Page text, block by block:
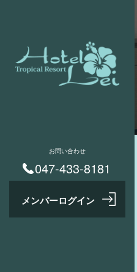
お問い合わせ
047-433-8181